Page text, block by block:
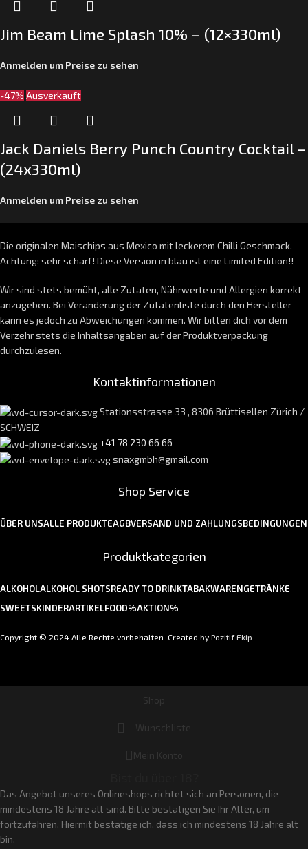
Jim Beam Lime Splash 10% – (12×330ml)
Anmelden um Preise zu sehen
-47% Ausverkauft
Jack Daniels Berry Punch Country Cocktail –
(24x330ml)
Anmelden um Preise zu sehen
Die originalen Maischips aus Mexico mit leckerem Chilli Geschmack.
Achtung: sehr scharf! Diese Version in blau ist eine Limited Edition!!
Wir sind stets bemüht, alle Zutaten, Nährwerte und Allergien korrekt
anzugeben. Bei Veränderung der Zutatenliste durch den Hersteller
kann es jedoch zu Abweichungen kommen. Wir bitten dich vor dem
Verzehr stets die Inhaltsangaben auf der Produktverpackung
durchzulesen.
Kontaktinformationen
Stationsstrasse 33 , 8306 Brüttisellen Zürich /
SCHWEIZ
+41 78 230 66 66
snaxgmbh@gmail.com
Shop Service
ÜBER UNSALLE PRODUKTEAGBVERSAND UND ZAHLUNGSBEDINGUNGEN
Produktkategorien
ALKOHOLALKOHOL SHOTSREADY TO DRINKTABAKWARENGETRÄNKE
SWEETSKINDERARTIKELFOOD%AKTION%
Copyright © 2024 Alle Rechte vorbehalten. Created by Pozitif Ekip
Shop
Wunschliste
Mein Konto
Das Angebot unseres Onlineshops richtet sich an Personen, die
mindestens 18 Jahre alt sind. Bitte bestätigen Sie Ihr Alter, um
fortzufahren. Hiermit bestätige ich, dass ich mindestens 18 Jahre alt
bin.